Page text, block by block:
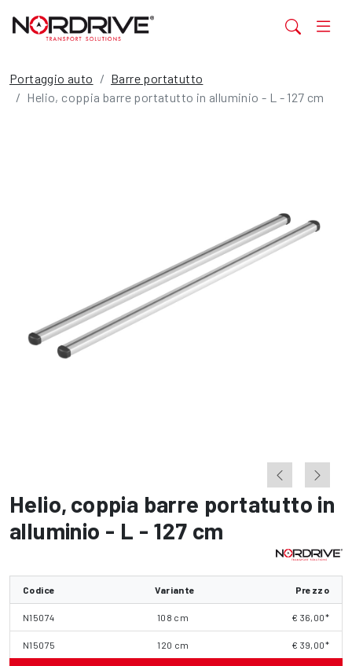
Portaggio auto
Barre portatutto
Helio, coppia barre portatutto in alluminio - L - 127 cm
Helio, coppia barre portatutto in
alluminio - L - 127 cm
Codice Variante Prezzo
N15074 108 cm € 36,00*
N15075 120 cm € 39,00*